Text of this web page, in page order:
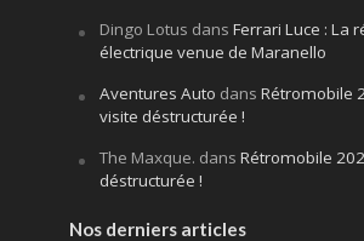
Dingo Lotus dans Ferrari Luce : La
électrique venue de Maranello
Aventures Auto dans Rétromobile
visite déstructurée !
The Maxque. dans Rétromobile
déstructurée !
Nos derniers articles